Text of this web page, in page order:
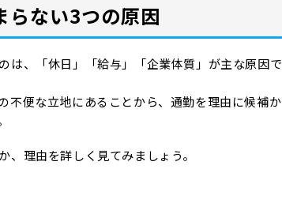
らない3つの原因
は、「休日」「給与」「企業体質」が主な原因で
不便な立地にあることから、通勤を理由に候補か
、理由を詳しく見てみましょう。